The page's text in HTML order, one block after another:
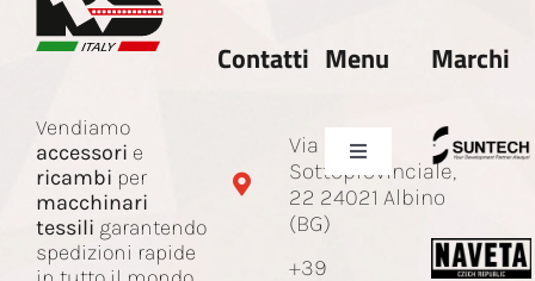
Vendiamo
accessori e
ricambi per
macchinari
tessili garantendo
spedizioni rapide
Contatti
Via
Sottoprovinciale,
22 24021 Albino
(BG)
+39
Menu
Toggle
Navigation
Azienda
Marchi